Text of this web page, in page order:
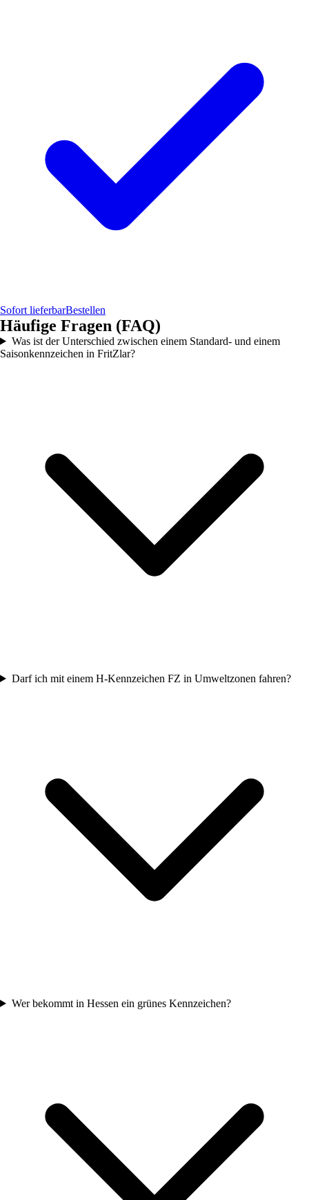
Sofort lieferbarBestellen
Häufige Fragen (FAQ)
Was ist der Unterschied zwischen einem Standard- und einem
Saisonkennzeichen in FritZlar?
Darf ich mit einem H-Kennzeichen FZ in Umweltzonen fahren?
Wer bekommt in Hessen ein grünes Kennzeichen?